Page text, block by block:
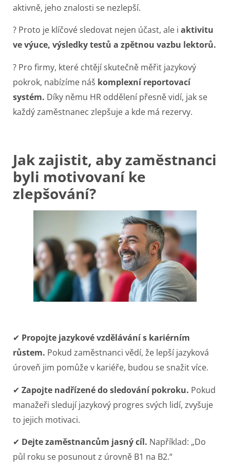
aktivně, jeho znalosti se nezlepší.
? Proto je klíčové sledovat nejen účast, ale i aktivitu
ve výuce, výsledky testů a zpětnou vazbu lektorů.
? Pro firmy, které chtějí skutečně měřit jazykový
pokrok, nabízíme náš komplexní reportovací
systém. Díky němu HR oddělení přesně vidí, jak se
každý zaměstnanec zlepšuje a kde má rezervy.
Jak zajistit, aby zaměstnanci
byli motivovaní ke
zlepšování?
✔ Propojte jazykové vzdělávání s kariérním
růstem. Pokud zaměstnanci vědí, že lepší jazyková
úroveň jim pomůže v kariéře, budou se snažit více.
✔ Zapojte nadřízené do sledování pokroku. Pokud
manažeři sledují jazykový progres svých lidí, zvyšuje
to jejich motivaci.
✔ Dejte zaměstnancům jasný cíl. Například: „Do
půl roku se posunout z úrovně B1 na B2.“